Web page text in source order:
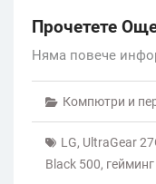
Прочетете
Няма повече
Компютри и
LG, UltraGear
Black 500,